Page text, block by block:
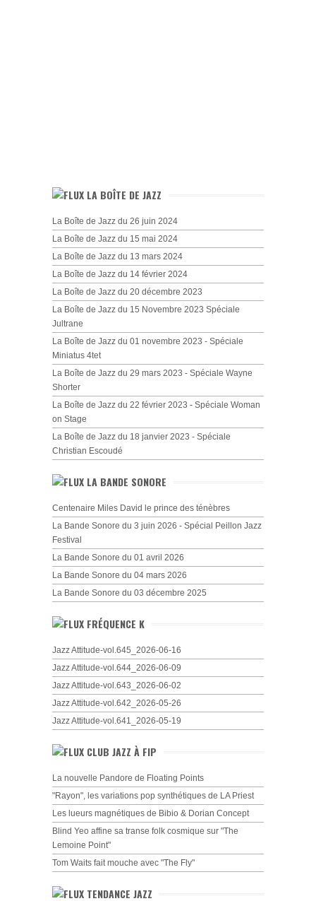
LA BOÎTE DE JAZZ
La Boîte de Jazz du 26 juin 2024
La Boîte de Jazz du 15 mai 2024
La Boîte de Jazz du 13 mars 2024
La Boîte de Jazz du 14 février 2024
La Boîte de Jazz du 20 décembre 2023
La Boîte de Jazz du 15 Novembre 2023 Spéciale
Jultrane
La Boîte de Jazz du 01 novembre 2023 - Spéciale
Miniatus 4tet
La Boîte de Jazz du 29 mars 2023 - Spéciale Wayne
Shorter
La Boîte de Jazz du 22 février 2023 - Spéciale Woman
on Stage
La Boîte de Jazz du 18 janvier 2023 - Spéciale
Christian Escoudé
LA BANDE SONORE
Centenaire Miles David le prince des ténèbres
La Bande Sonore du 3 juin 2026 - Spécial Peillon Jazz
Festival
La Bande Sonore du 01 avril 2026
La Bande Sonore du 04 mars 2026
La Bande Sonore du 03 décembre 2025
FRÉQUENCE K
Jazz Attitude-vol.645_2026-06-16
Jazz Attitude-vol.644_2026-06-09
Jazz Attitude-vol.643_2026-06-02
Jazz Attitude-vol.642_2026-05-26
Jazz Attitude-vol.641_2026-05-19
CLUB JAZZ À FIP
La nouvelle Pandore de Floating Points
"Rayon", les variations pop synthétiques de LA Priest
Les lueurs magnétiques de Bibio & Dorian Concept
Blind Yeo affine sa transe folk cosmique sur "The
Lemoine Point"
Tom Waits fait mouche avec "The Fly"
TENDANCE JAZZ